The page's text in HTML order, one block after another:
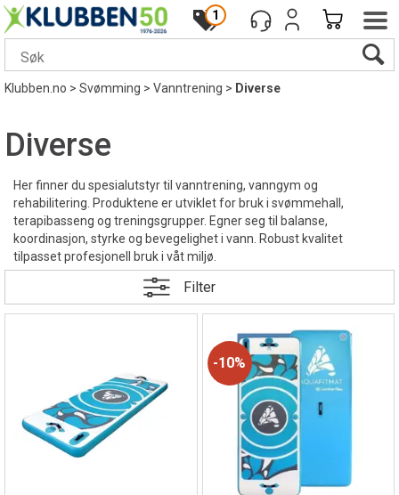
1
Klubben.no>Svømming>Vanntrening> Diverse
Diverse
Her finner du spesialutstyr til vanntrening, vanngym og
rehabilitering. Produktene er utviklet for bruk i svømmehall,
terapibasseng og treningsgrupper. Egner seg til balanse,
koordinasjon, styrke og bevegelighet i vann. Robust kvalitet
tilpasset profesjonell bruk i våt miljø.
Filter
10%